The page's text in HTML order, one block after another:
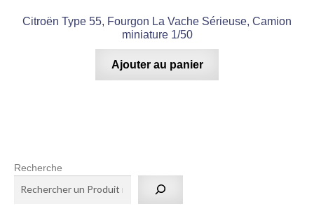
Citroën Type 55, Fourgon La Vache Sérieuse, Camion
miniature 1/50
Ajouter au panier
Recherche